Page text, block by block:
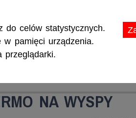
do celów statystycznych.
pamięci urządzenia.
przeglądarki.
i certyfikaty.
NA WYSPY